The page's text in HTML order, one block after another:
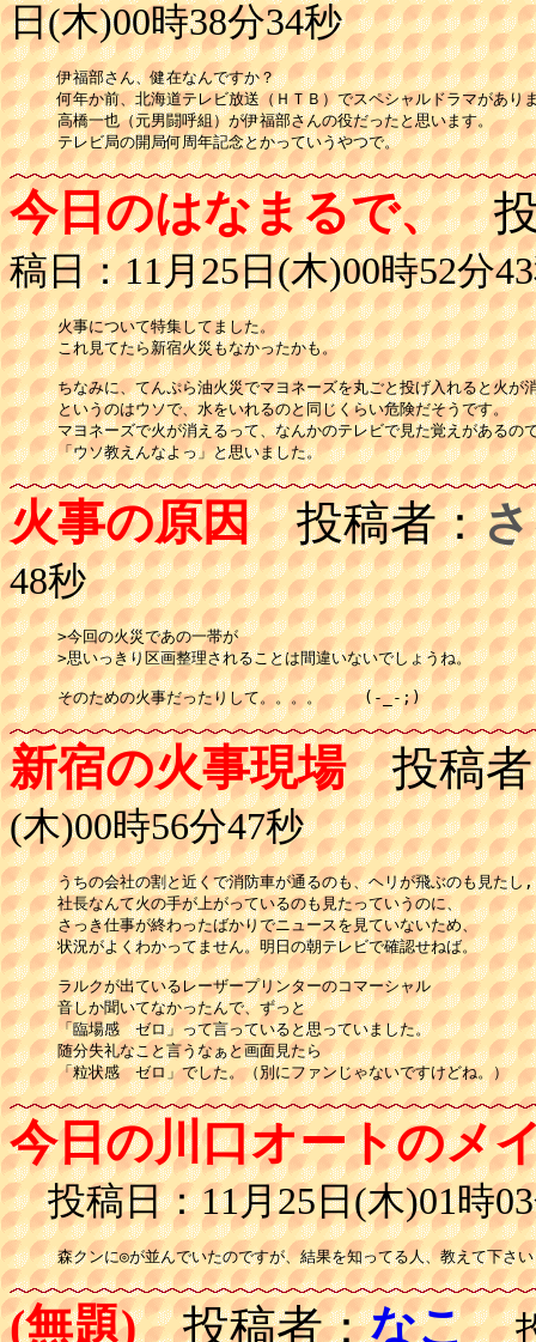
日(木)00時38分34秒
伊福部さん、健在なんですか？
何年か前、北海道テレビ放送（ＨＴＢ）でスペシャルドラマがあり
高橋一也（元男闘呼組）が伊福部さんの役だったと思います。
テレビ局の開局何周年記念とかっていうやつで。
今日のはなまるで、投
稿日：11月25日(木)00時52分
火事について特集してました。
これ見てたら新宿火災もなかったかも。
ちなみに、てんぷら油火災でマヨネーズを丸ごと投げ入れると火が
というのはウソで、水をいれるのと同じくらい危険だそうです。
マヨネーズで火が消えるって、なんかのテレビで見た覚えがあるの
火事の原因投稿者：
48秒
>今回の火災であの一帯が
>思いっきり区画整理されることは間違いないでしょうね。
そのための火事だったりして。。。。	(-_-;)
新宿の火事現場投稿者
(木)00時56分47秒
うちの会社の割と近くで消防車が通るのも、ヘリが飛ぶのも見たし,
社長なんて火の手が上がっているのも見たっていうのに、
さっき仕事が終わったばかりでニュースを見ていないため、
状況がよくわかってません。明日の朝テレビで確認せねば。
ラルクが出ているレーザープリンターのコマーシャル
音しか聞いてなかったんで、ずっと
「臨場感　ゼロ」って言っていると思っていました。
随分失礼なこと言うなぁと画面見たら
「粒状感　ゼロ」でした。（別にファンじゃないですけどね。）
今日の川口オートのメ
投稿日：11月25日(木)01時
(無題)投稿者：なこ 投